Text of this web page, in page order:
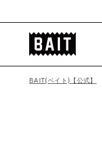
ン
BAIT
公
BAIT(ベイト)【公式】